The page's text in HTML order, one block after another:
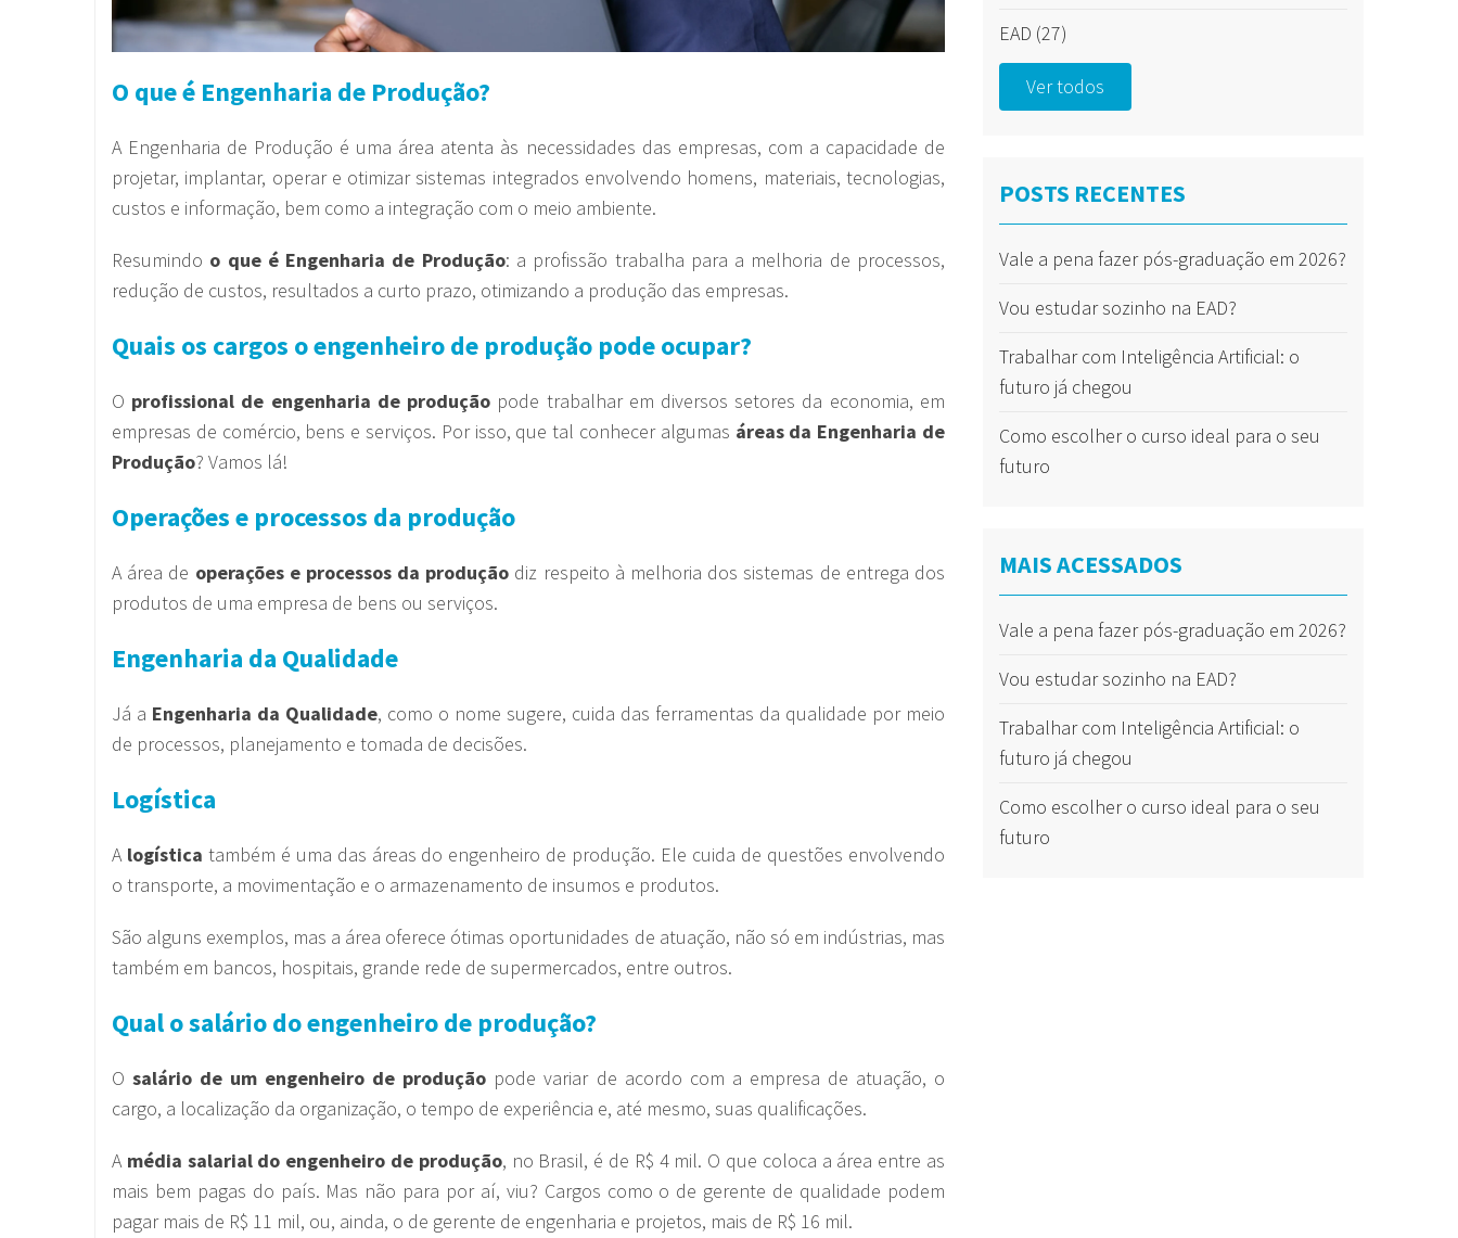
O que é Engenharia de Produção?
A Engenharia de Produção é uma área atenta às necessidades das empresas, com a capacidade de
projetar, implantar, operar e otimizar sistemas integrados envolvendo homens, materiais, tecnologias,
custos e informação, bem como a integração com o meio ambiente.
Resumindo o que é Engenharia de Produção: a profissão trabalha para a melhoria de processos,
redução de custos, resultados a curto prazo, otimizando a produção das empresas.
Quais os cargos o engenheiro de produção pode ocupar?
O profissional de engenharia de produção pode trabalhar em diversos setores da economia, em
empresas de comércio, bens e serviços. Por isso, que tal conhecer algumas áreas da Engenharia de
Produção? Vamos lá!
Operações e processos da produção
A área de operações e processos da produção diz respeito à melhoria dos sistemas de entrega dos
produtos de uma empresa de bens ou serviços.
Engenharia da Qualidade
Já a Engenharia da Qualidade, como o nome sugere, cuida das ferramentas da qualidade por meio
de processos, planejamento e tomada de decisões.
Logística
A logística também é uma das áreas do engenheiro de produção. Ele cuida de questões envolvendo
o transporte, a movimentação e o armazenamento de insumos e produtos.
São alguns exemplos, mas a área oferece ótimas oportunidades de atuação, não só em indústrias, mas
também em bancos, hospitais, grande rede de supermercados, entre outros.
Qual o salário do engenheiro de produção?
Osalário de um engenheiro de produção pode variar de acordo com a empresa de atuação, o
cargo, a localização da organização, o tempo de experiência e, até mesmo, suas qualificações.
A média salarial do engenheiro de produção, no Brasil, é de R$ 4 mil. O que coloca a área entre as
mais bem pagas do país. Mas não para por aí, viu? Cargos como o de gerente de qualidade podem
pagar mais de R$ 11 mil, ou, ainda, o de gerente de engenharia e projetos, mais de R$ 16 mil.
EAD (27)
Ver todos
POSTS RECENTES
Vale a pena fazer pós-graduação em 2026?
Vou estudar sozinho na EAD?
Trabalhar com Inteligência Artificial: o
futuro já chegou
Como escolher o curso ideal para o seu
futuro
MAIS ACESSADOS
Vale a pena fazer pós-graduação em 2026?
Vou estudar sozinho na EAD?
Trabalhar com Inteligência Artificial: o
futuro já chegou
Como escolher o curso ideal para o seu
futuro